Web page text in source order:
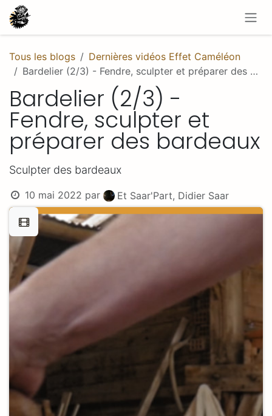
Se rendre au contenu
Tous les blogs
Dernières vidéos Effet Caméléon
Bardelier (2/3) - Fendre, sculpter et préparer des bardeaux
Bardelier (2/3) -
Fendre, sculpter et
préparer des bardeaux
Sculpter des bardeaux
10 mai 2022 par Et Saar'Part, Didier Saar